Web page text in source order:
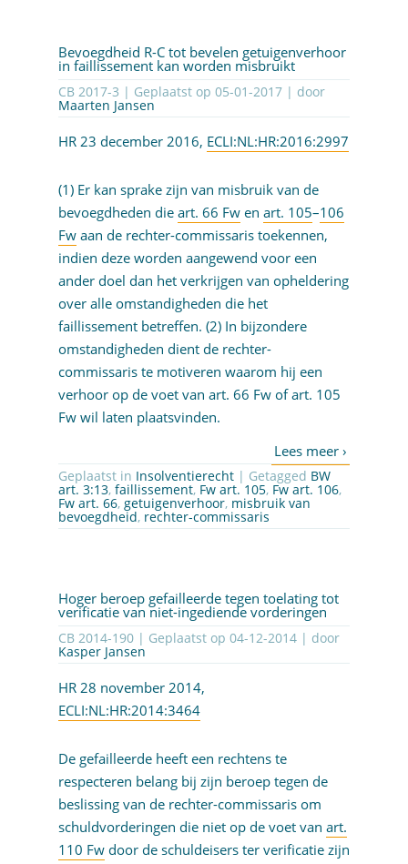
Bevoegdheid R-C tot bevelen getuigenverhoor
in faillissement kan worden misbruikt
CB 2017-3 | Geplaatst op 05-01-2017| door
Maarten Jansen
HR 23 december 2016, ECLI:NL:HR:2016:2997
(1) Er kan sprake zijn van misbruik van de
bevoegdheden die art. 66 Fwen art. 105–106
Fwaan de rechter-commissaris toekennen,
indien deze worden aangewend voor een
ander doel dan het verkrijgen van opheldering
over alle omstandigheden die het
faillissement betreffen. (2) In bijzondere
omstandigheden dient de rechter-
commissaris te motiveren waarom hij een
verhoor op de voet van art. 66 Fw of art. 105
Fw wil laten plaatsvinden.
Geplaatst in Insolventierecht | Getagged BW
art. 3:13, faillissement, Fw art. 105, Fw art. 106,
Fw art. 66, getuigenverhoor, misbruik van
bevoegdheid, rechter-commissaris
Hoger beroep gefailleerde tegen toelating tot
verificatie van niet-ingediende vorderingen
CB 2014-190 | Geplaatst op 04-12-2014| door
Kasper Jansen
HR 28 november 2014,
ECLI:NL:HR:2014:3464
De gefailleerde heeft een rechtens te
respecteren belang bij zijn beroep tegen de
beslissing van de rechter-commissaris om
schuldvorderingen die niet op de voet van art.
110 Fwdoor de schuldeisers ter verificatie zijn